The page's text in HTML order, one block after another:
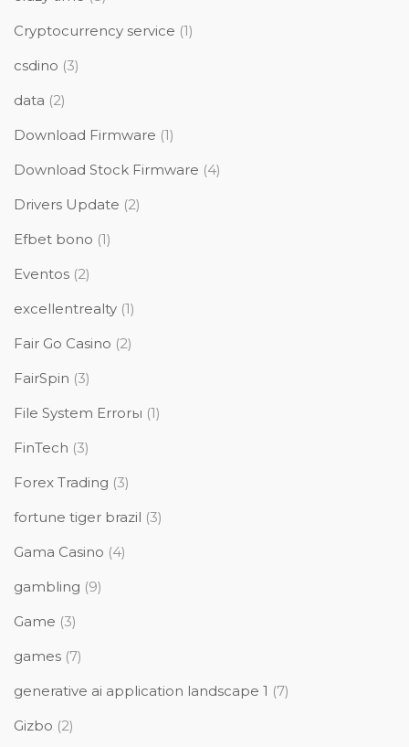
Cryptocurrency service (1)
csdino (3)
data (2)
Download Firmware (1)
Download Stock Firmware (4)
Drivers Update (2)
Efbet bono (1)
Eventos (2)
excellentrealty (1)
Fair Go Casino (2)
FairSpin (3)
File System Errorы (1)
FinTech (3)
Forex Trading (3)
fortune tiger brazil (3)
Gama Casino (4)
gambling (9)
Game (3)
games (7)
generative ai application landscape 1 (7)
Gizbo (2)